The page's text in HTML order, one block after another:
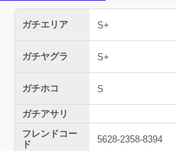
ガチエリア S+
ガチヤグラ S+
ガチホコ S
ガチアサリ
フレンドコー
ド
5628-2358-8394